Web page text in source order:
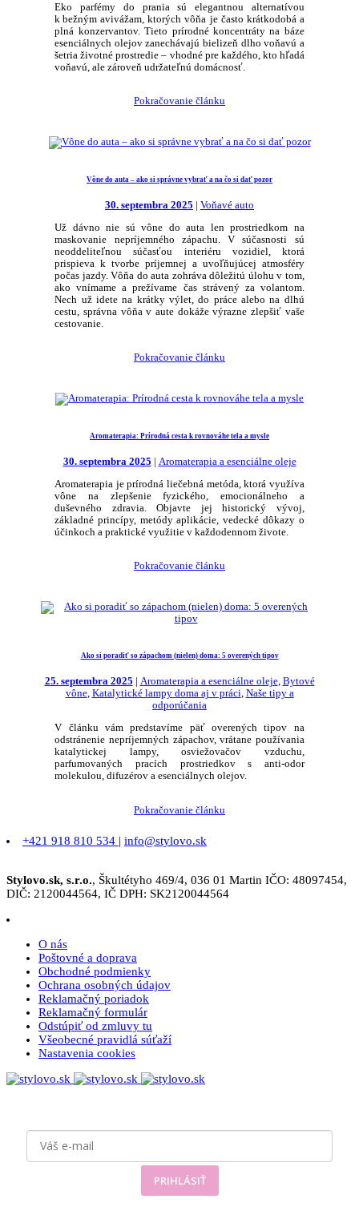
Eko parfémy do prania sú elegantnou alternatívou
k bežným avivážam, ktorých vôňa je často krátkodobá a
plná konzervantov. Tieto prírodné koncentráty na báze
esenciálnych olejov zanechávajú bielizeň dlho voňavú a
šetria životné prostredie – vhodné pre každého, kto hľadá
voňavú, ale zároveň udržateľnú domácnosť.
Pokračovanie článku
Vône do auta – ako si správne vybrať a na čo si dať pozor
30. septembra 2025 | Voňavé auto
Už dávno nie sú vône do auta len prostriedkom na
maskovanie nepríjemného zápachu. V súčasnosti sú
neoddeliteľnou súčasťou interiéru vozidiel, ktorá
prispieva k tvorbe príjemnej a uvoľňujúcej atmosféry
počas jazdy. Vôňa do auta zohráva dôležitú úlohu v tom,
ako vnímame a prežívame čas strávený za volantom.
Nech už idete na krátky výlet, do práce alebo na dlhú
cestu, správna vôňa v aute dokáže výrazne zlepšiť vaše
cestovanie.
Pokračovanie článku
Aromaterapia: Prírodná cesta k rovnováhe tela a mysle
30. septembra 2025 | Aromaterapia a esenciálne oleje
Aromaterapia je prírodná liečebná metóda, ktorá využíva
vône na zlepšenie fyzického, emocionálneho a
duševného zdravia. Objavte jej historický vývoj,
základné princípy, metódy aplikácie, vedecké dôkazy o
účinkoch a praktické využitie v každodennom živote.
Pokračovanie článku
Ako si poradiť so zápachom (nielen) doma: 5 overených tipov
25. septembra 2025 | Aromaterapia a esenciálne oleje, Bytové
vône, Katalytické lampy doma aj v práci Naše tipy a
odporúčania
V článku vám predstavíme päť overených tipov na
odstránenie nepríjemných zápachov, vrátane používania
katalytickej lampy, osviežovačov vzduchu,
parfumovaných pracích prostriedkov s anti-odor
molekulou, difuzérov a esenciálnych olejov.
Pokračovanie článku
+421 918 810 534 | info@stylovo.sk
Stylovo.sk, s.r.o., Škultétyho 469/4, 036 01 Martin IČO: 48097454,
DIČ: 2120044564, IČ DPH: SK2120044564
O nás
Poštovné a doprava
Obchodné podmienky
Ochrana osobných údajov
Reklamačný poriadok
Reklamačný formulár
Odstúpiť od zmluvy tu
Všeobecné pravidlá súťaží
Nastavenia cookies
PRIHLÁSIŤ